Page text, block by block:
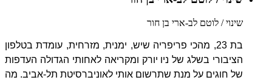
שינוי / לוטם לב-ארי בן חור
בת 23, מהכי פריפריה שיש, ימנית, מזרחית, עומדת בטלפון
הציבורי בשלג של ניו יורק ומקריאה לאחותי הגדולה העדפות
של חוגים על מנת שתרשום אותי לאוניברסיטת תל-אביב. מה